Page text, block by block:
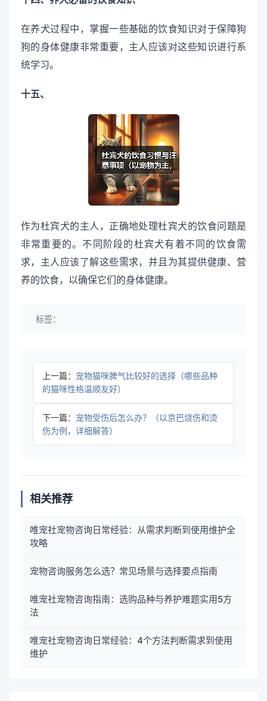
在养犬过程中，掌握一些基础的饮食知识对于保障狗
狗的身体健康非常重要，主人应该对这些知识进行系
统学习。
十五、
作为杜宾犬的主人，正确地处理杜宾犬的饮食问题是
非常重要的。不同阶段的杜宾犬有着不同的饮食需
求，主人应该了解这些需求，并且为其提供健康、营
养的饮食，以确保它们的身体健康。
标签：
上一篇： 宠物猫咪脾气比较好的选择（哪些品种
的猫咪性格温顺友好）
下一篇： 宠物受伤后怎么办？（以京巴烧伤和烫
伤为例，详细解答）
相关推荐
唯宠社宠物咨询日常经验：从需求判断到使用维护全
攻略
宠物咨询服务怎么选？常见场景与选择要点指南
唯宠社宠物咨询指南：选购品种与养护难题实用5方
法
唯宠社宠物咨询日常经验：4个方法判断需求到使用
维护